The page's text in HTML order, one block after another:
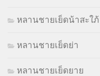
หลานชายเย็ดน้าสะใภ้
หลานชายเย็ดย่า
หลานชายเย็ดยาย